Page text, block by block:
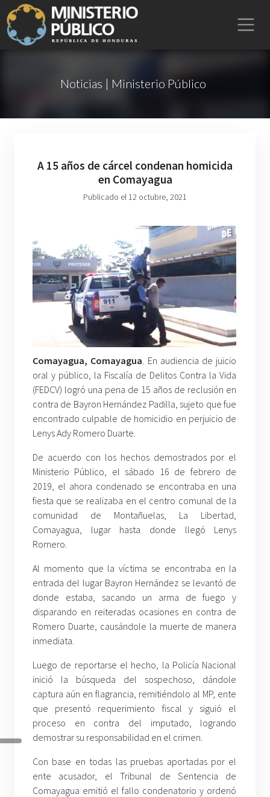
Noticias | Ministerio Público
A 15 años de cárcel condenan homicida
en Comayagua
Publicado el 12 octubre, 2021
Comayagua, Comayagua . En audiencia de juicio
oral y público, la Fiscalía de Delitos Contra la Vida
(FEDCV) logró una pena de 15 años de reclusión en
contra de Bayron Hernández Padilla, sujeto que fue
encontrado culpable de homicidio en perjuicio de
Lenys Ady Romero Duarte.
De acuerdo con los hechos demostrados por el
Ministerio Público, el sábado 16 de febrero de
2019, el ahora condenado se encontraba en una
fiesta que se realizaba en el centro comunal de la
comunidad de Montañuelas, La Libertad,
Comayagua, lugar hasta donde llegó Lenys
Romero.
Al momento que la víctima se encontraba en la
entrada del lugar Bayron Hernández se levantó de
donde estaba, sacando un arma de fuego y
disparando en reiteradas ocasiones en contra de
Romero Duarte, causándole la muerte de manera
inmediata.
Luego de reportarse el hecho, la Policía Nacional
inició la búsqueda del sospechoso, dándole
captura aún en flagrancia, remitiéndolo al MP, ente
que presentó requerimiento fiscal y siguió el
proceso en contra del imputado, logrando
demostrar su responsabilidad en el crimen.
Con base en todas las pruebas aportadas por el
ente acusador, el Tribunal de Sentencia de
Comayagua emitió el fallo condenatorio y ordenó